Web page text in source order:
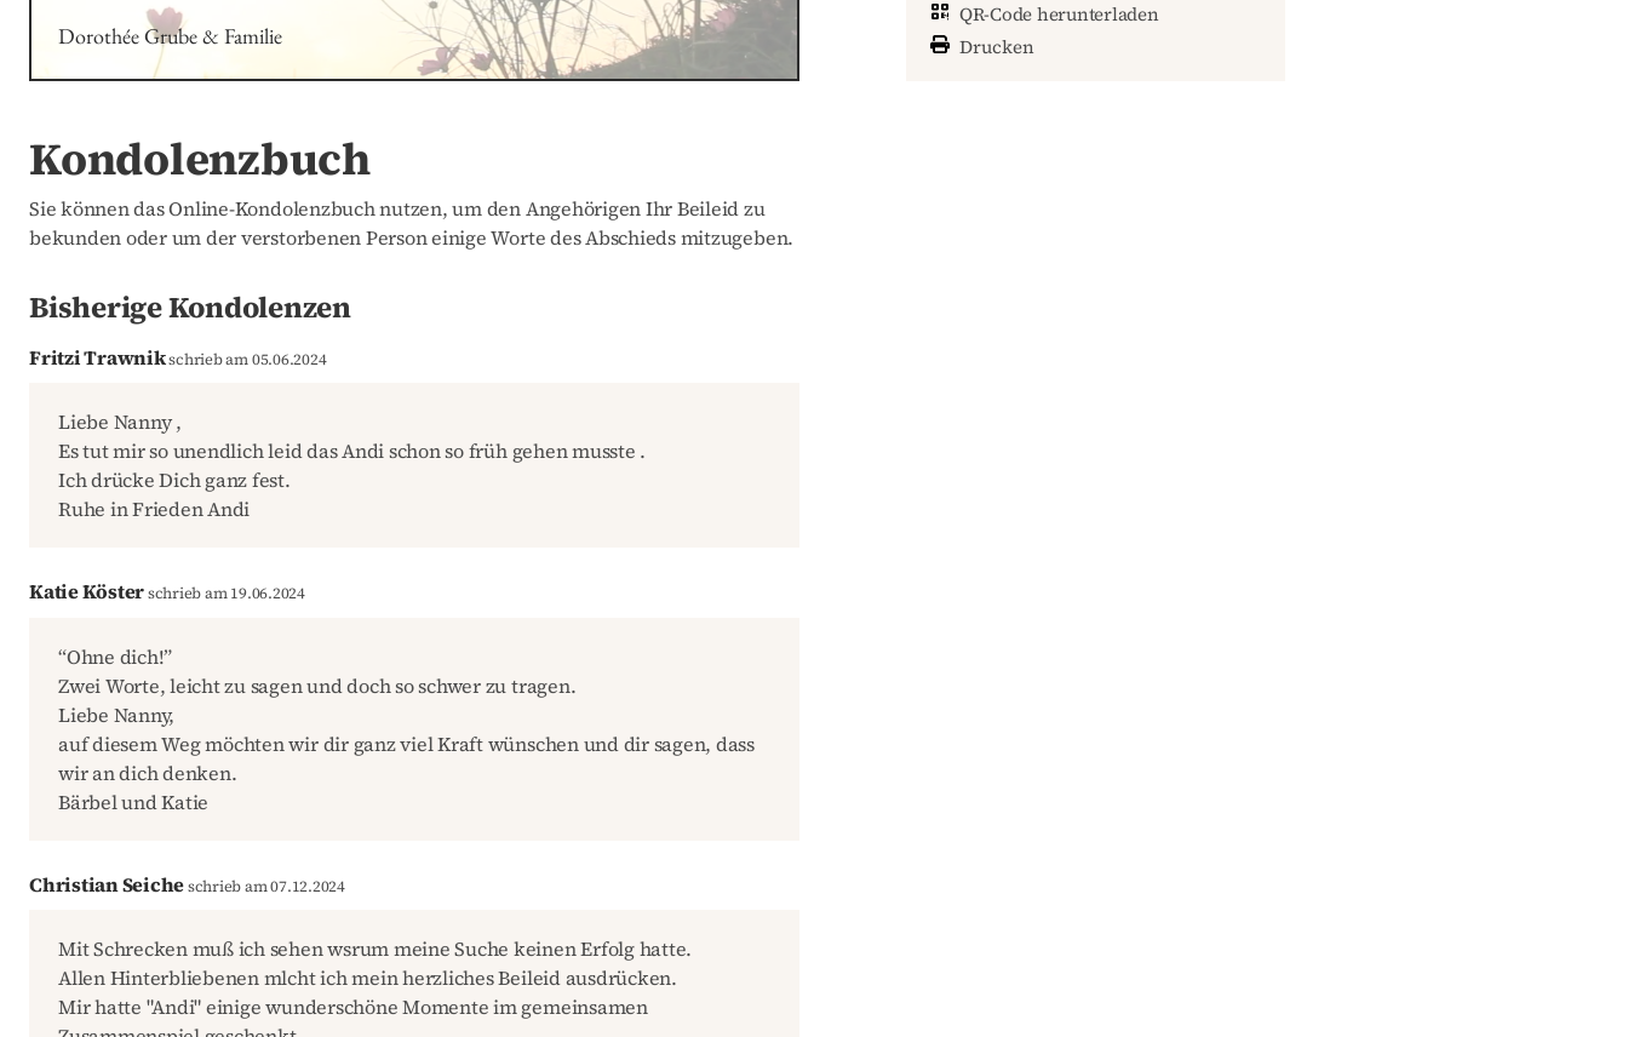
Dorothée Grube & Familie
QR-Code herunterladen
Drucken
Kondolenzbuch
Sie können das Online-Kondolenzbuch nutzen, um den Angehörigen Ihr Beileid zu
bekunden oder um der verstorbenen Person einige Worte des Abschieds mitzugeben.
Bisherige Kondolenzen
Fritzi Trawnikschrieb am 05.06.2024
Liebe Nanny ,
Es tut mir so unendlich leid das Andi schon so früh gehen musste .
Ich drücke Dich ganz fest.
Ruhe in Frieden Andi
Katie Kösterschrieb am 19.06.2024
“Ohne dich!”
Zwei Worte, leicht zu sagen und doch so schwer zu tragen.
Liebe Nanny,
auf diesem Weg möchten wir dir ganz viel Kraft wünschen und dir sagen, dass
wir an dich denken.
Bärbel und Katie
Christian Seicheschrieb am 07.12.2024
Mit Schrecken muß ich sehen wsrum meine Suche keinen Erfolg hatte.
Allen Hinterbliebenen mlcht ich mein herzliches Beileid ausdrücken.
Mir hatte "Andi" einige wunderschöne Momente im gemeinsamen